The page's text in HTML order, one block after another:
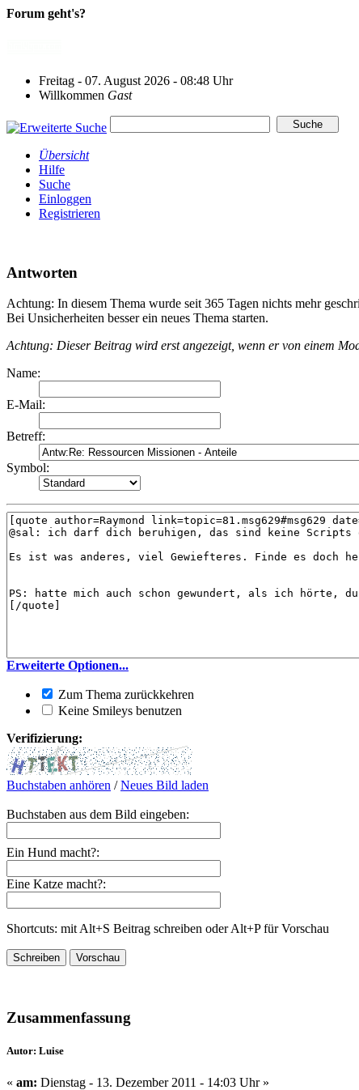
Forum geht's?
Freitag - 07. August 2026 - 08:48 Uhr
Willkommen Gast
Übersicht
Hilfe
Suche
Einloggen
Registrieren
Antworten
Achtung: In diesem Thema wurde seit 365 Tagen nichts mehr
Bei Unsicherheiten besser ein neues Thema starten.
Achtung: Dieser Beitrag wird erst angezeigt, wenn er von einem
Name:
E-Mail:
Betreff:
Symbol:
Erweiterte Optionen...
Zum Thema zurückkehren
Keine Smileys benutzen
Verifizierung:
Buchstaben anhören /Neues Bild laden
Buchstaben aus dem Bild eingeben:
Ein Hund macht?:
Eine Katze macht?:
Shortcuts: mit Alt+S Beitrag schreiben oder Alt+P für Vorschau
Zusammenfassung
Autor: Luise
« am: Dienstag - 13. Dezember 2011 - 14:03 Uhr »